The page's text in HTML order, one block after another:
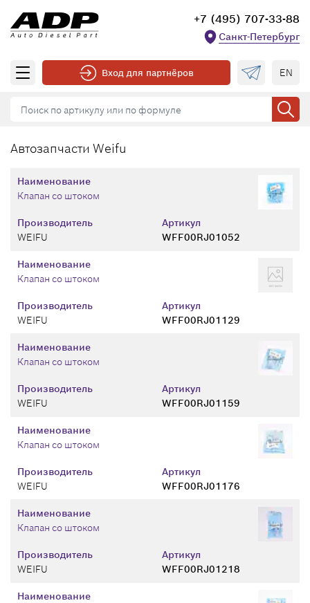
+7 (495) 707-33-88
Санкт-Петербург
Вход для партнёров EN
Автозапчасти Weifu
Производитель
WEIFU
Артикул
WFF00RJ01052
Наименование
Клапан со штоком
Производитель
WEIFU
Артикул
WFF00RJ01129
Наименование
Клапан со штоком
Производитель
WEIFU
Артикул
WFF00RJ01159
Наименование
Клапан со штоком
Производитель
WEIFU
Артикул
WFF00RJ01176
Наименование
Клапан со штоком
Производитель
WEIFU
Артикул
WFF00RJ01218
Наименование
Клапан со штоком
Наименование